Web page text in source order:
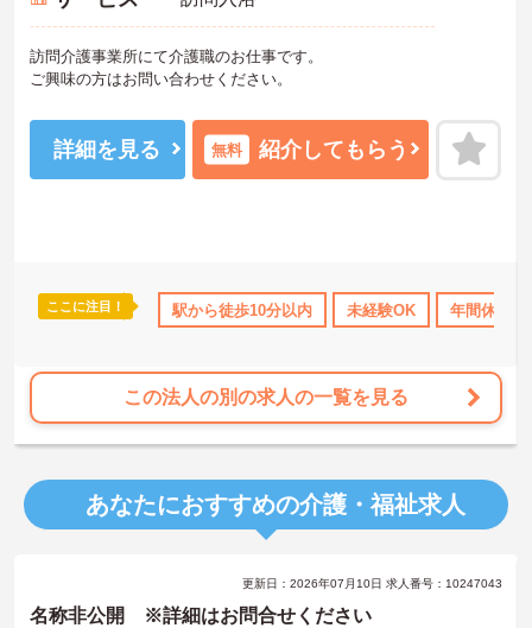
日以上 ボーナス・賞与あり 社会保険完備 交通費支給
訪問介護事業所にて介護職のお仕事です。
ご興味の方はお問い合わせください。
詳細を見る 無料 紹介してもらう
ここに注目！ 駅から徒歩10分以内 未経験OK 年間休日
この法人の別の求人の一覧を見る
あなたにおすすめの介護・福祉求人
更新日：2026年07月10日 求人番号：10247043
名称非公開 ※詳細はお問合せください